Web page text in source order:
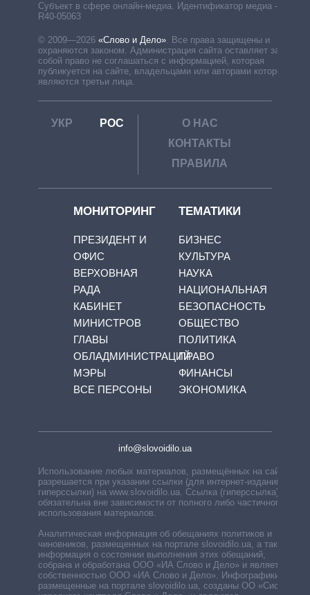
Субъект в сфере онлайн-медиа. Идентификатор медиа –
R40-05063
© 2009—2026 «Слово и Дело». Все права защищены и
охраняются законом. Администрация сайта оставляет за
собой право не соглашаться с информацией, которая
публикуется на сайте, владельцами или авторами которой
являются третьи лица.
УКР РОС
О НАС
КОНТАКТЫ
ПРАВИЛА
МОНИТОРИНГ
ПРЕЗИДЕНТ И
ОФИС
ВЕРХОВНАЯ
РАДА
КАБИНЕТ
МИНИСТРОВ
ГЛАВЫ
ОБЛАДМИНИСТРАЦИЙ
МЭРЫ
ВСЕ ПЕРСОНЫ
ТЕМАТИКИ
БИЗНЕС
КУЛЬТУРА
НАУКА
НАЦИОНАЛЬНАЯ
БЕЗОПАСНОСТЬ
ОБЩЕСТВО
ПОЛИТИКА
ПРАВО
ФИНАНСЫ
ЭКОНОМИКА
info@slovoidilo.ua
Использование любых материалов, размещённых на сайте,
разрешается при указании ссылки (для интернет-изданий —
гиперссылки) на www.slovoidilo.ua. Ссылка (гиперссылка)
обязательна вне зависимости от полного либо частичного
использования материалов.
Аналитическая информация об обещаниях политиков и
чиновников, размещенных на портале slovoidilo.ua, а также
информация о состоянии выполнения этих обещаний,
собрана и обработана ООО «ИА Слово и Дело» и является
собственностью ООО «ИА Слово и Дело». Инфографики,
размещенные на портале slovoidilo.ua, созданы ОО «Система